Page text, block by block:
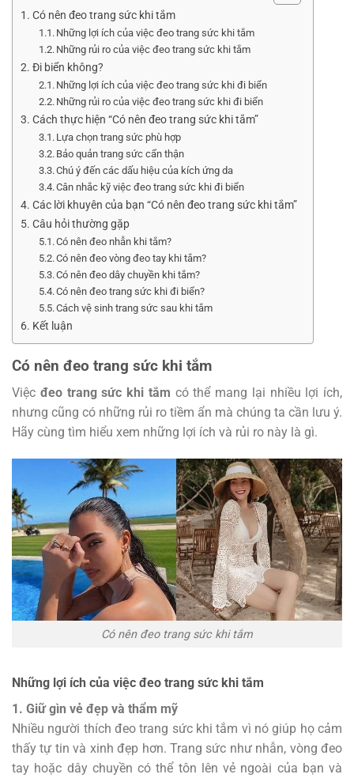
Có nên đeo trang sức khi tắm
Những lợi ích của việc đeo trang sức khi tắm
Những rủi ro của việc đeo trang sức khi tắm
Đi biển không?
Những lợi ích của việc đeo trang sức khi đi biển
Những rủi ro của việc đeo trang sức khi đi biển
Cách thực hiện “Có nên đeo trang sức khi tắm”
Lựa chọn trang sức phù hợp
Bảo quản trang sức cẩn thận
Chú ý đến các dấu hiệu của kích ứng da
Cân nhắc kỹ việc đeo trang sức khi đi biển
Các lời khuyên của bạn “Có nên đeo trang sức khi tắm”
Câu hỏi thường gặp
Có nên đeo nhẫn khi tắm?
Có nên đeo vòng đeo tay khi tắm?
Có nên đeo dây chuyền khi tắm?
Có nên đeo trang sức khi đi biển?
Cách vệ sinh trang sức sau khi tắm
Kết luận
Có nên đeo trang sức khi tắm
Việc đeo trang sức khi tắm có thể mang lại nhiều lợi ích,
nhưng cũng có những rủi ro tiềm ẩn mà chúng ta cần lưu ý.
Hãy cùng tìm hiểu xem những lợi ích và rủi ro này là gì.
Có nên đeo trang sức khi tắm
Những lợi ích của việc đeo trang sức khi tắm
1. Giữ gìn vẻ đẹp và thẩm mỹ
Nhiều người thích đeo trang sức khi tắm vì nó giúp họ cảm
thấy tự tin và xinh đẹp hơn. Trang sức như nhẫn, vòng đeo
tay hoặc dây chuyền có thể tôn lên vẻ ngoài của bạn và